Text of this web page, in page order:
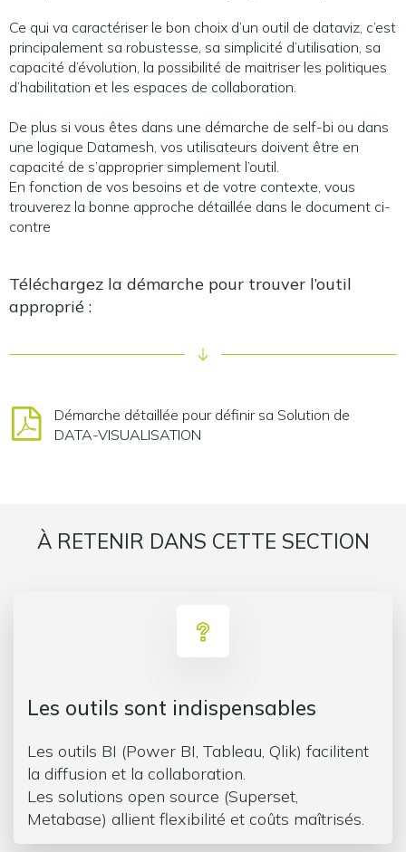
Ce qui va caractériser le bon choix d’un outil de dataviz, c’est
principalement sa robustesse, sa simplicité d’utilisation, sa
capacité d’évolution, la possibilité de maitriser les politiques
d’habilitation et les espaces de collaboration.
De plus si vous êtes dans une démarche de self-bi ou dans
une logique Datamesh, vos utilisateurs doivent être en
capacité de s’approprier simplement l’outil.
En fonction de vos besoins et de votre contexte, vous
trouverez la bonne approche détaillée dans le document ci-
contre
Téléchargez la démarche pour trouver l’outil
approprié :
Démarche détaillée pour définir sa Solution de
DATA-VISUALISATION
À RETENIR DANS CETTE SECTION
Les outils sont indispensables
Les outils BI (Power BI, Tableau, Qlik) facilitent
la diffusion et la collaboration.
Les solutions open source (Superset,
Metabase) allient flexibilité et coûts maîtrisés.